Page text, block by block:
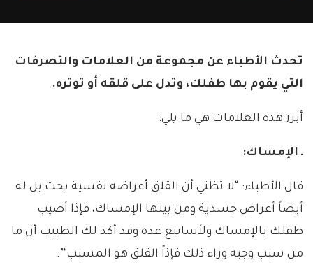
تحدث الأطباء عن مجموعة من العلامات والتصرفات
التي يقوم بها طفلك، وتدل على قلقه أو توتره.
أبرز هذه العلامات هي ما يلي:
ـ الإمساك:
قال الأطباء: “لا تظني أن القلق أعراضه نفسية بحت بل له
أيضاً أعراض جسدية ومن بينها الإمساك، فإذا أصيب
طفلك بالإمساك ولأسابيع عدة وقد أكد لك الطبيب أن ما
من سبب وجيه وراء ذلك فإذاً القلق هو المسبب”.